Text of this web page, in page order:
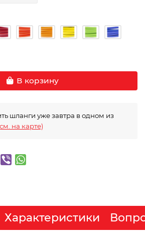
В корзину
шланги уже завтра в одном из
на карте)
Характеристики